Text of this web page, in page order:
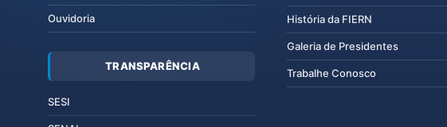
Ouvidoria
TRANSPARÊNCIA
SESI
História da FIERN
Galeria de Presidentes
Trabalhe Conosco